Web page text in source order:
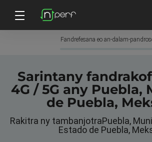
Fandrefesana eo an-dalam-
Sarintany
4G / 5G any Puebla,
de Puebla,
Rakitra ny tambanjotraPuebla,
Estado de Puebla,